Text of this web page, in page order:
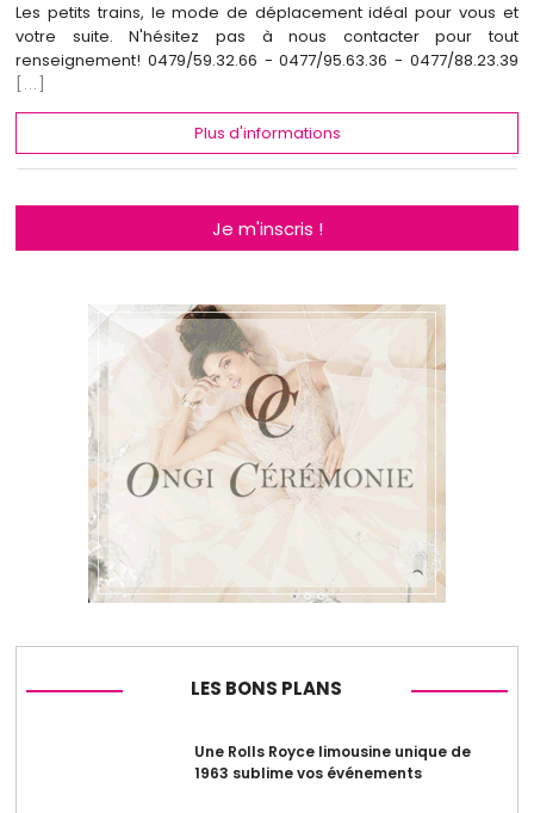
Les petits trains, le mode de déplacement idéal pour vous et
votre suite. N'hésitez pas à nous contacter pour tout
renseignement! 0479/59.32.66 - 0477/95.63.36 - 0477/88.23.39
[...]
Plus d'informations
Je m'inscris !
LES BONS PLANS
Une Rolls Royce limousine unique de
1963 sublime vos événements